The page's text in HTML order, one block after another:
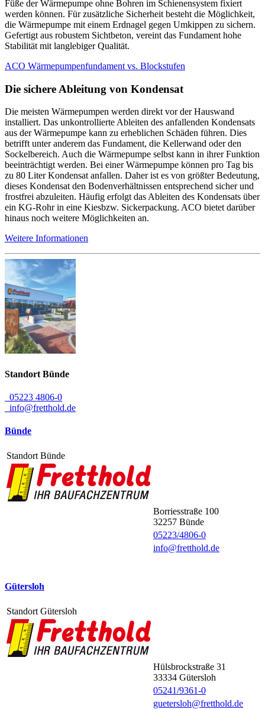
Füße der Wärmepumpe ohne Bohren im Schienensystem fixiert
werden können. Für zusätzliche Sicherheit besteht die Möglichkeit,
die Wärmepumpe mit einem Erdnagel gegen Umkippen zu sichern.
Gefertigt aus robustem Sichtbeton, vereint das Fundament hohe
Stabilität mit langlebiger Qualität.
ACO Wärmepumpenfundament vs. Blockstufen
Die sichere Ableitung von Kondensat
Die meisten Wärmepumpen werden direkt vor der Hauswand
installiert. Das unkontrollierte Ableiten des anfallenden Kondensats
aus der Wärmepumpe kann zu erheblichen Schäden führen. Dies
betrifft unter anderem das Fundament, die Kellerwand oder den
Sockelbereich. Auch die Wärmepumpe selbst kann in ihrer Funktion
beeinträchtigt werden. Bei einer Wärmepumpe können pro Tag bis
zu 80 Liter Kondensat anfallen. Daher ist es von größter Bedeutung,
dieses Kondensat den Bodenverhältnissen entsprechend sicher und
frostfrei abzuleiten. Häufig erfolgt das Ableiten des Kondensats über
ein KG-Rohr in eine Kiesbzw. Sickerpackung. ACO bietet darüber
hinaus noch weitere Möglichkeiten an.
Weitere Informationen
Standort Bünde
05223 4806-0
info@fretthold.de
Bünde
Standort Bünde
Borriesstraße 100
32257 Bünde
05223/4806-0
info@fretthold.de
Gütersloh
Standort Gütersloh
Hülsbrockstraße 31
33334 Gütersloh
05241/9361-0
guetersloh@fretthold.de